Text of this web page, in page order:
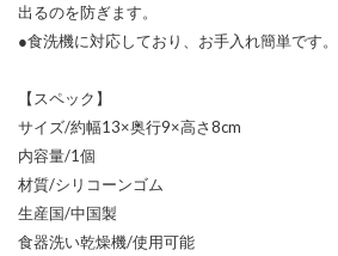
出るのを防ぎます。
●食洗機に対応しており、お手入れ簡単です。
【スペック】
サイズ/約幅13×奥行9×高さ8cm
内容量/1個
材質/シリコーンゴム
生産国/中国製
食器洗い乾燥機/使用可能